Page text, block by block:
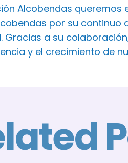
Alcobendas
por su
Gracias a su
y el crecimiento de